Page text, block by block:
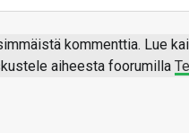
kommenttia. Lue
aiheesta foorumilla